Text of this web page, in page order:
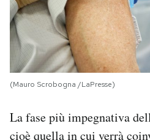
(Mauro Scrobogna /LaPresse)
La fase più impegnativa
cioè quella in cui verrà